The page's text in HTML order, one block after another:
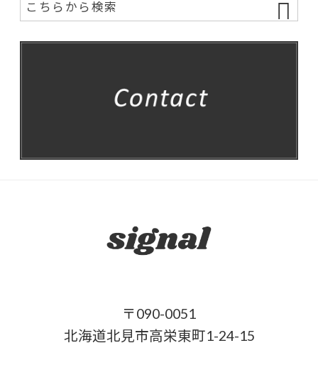
〒090-0051
北海道北見市高栄東町1-24-15